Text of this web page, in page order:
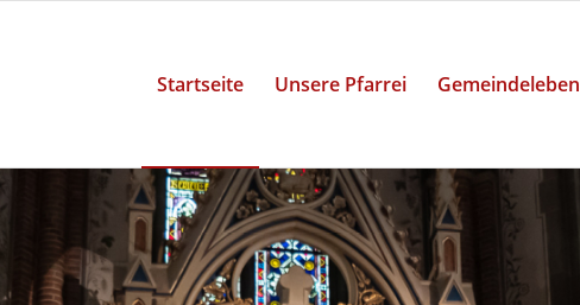
Startseite Unsere Pfarrei Gemeindeleben